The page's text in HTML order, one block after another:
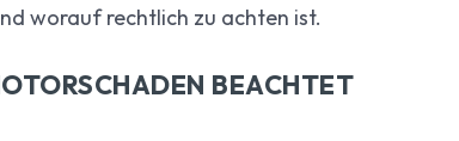
worauf rechtlich zu achten ist.
BEACHTET